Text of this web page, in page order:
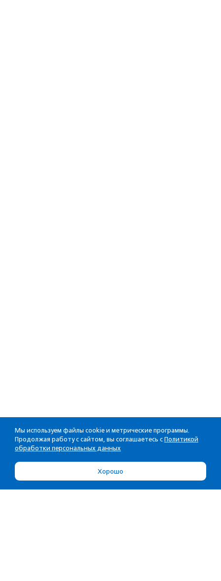
Мы используем файлы cookie и метрические программы.
Продолжая работу с сайтом, вы соглашаетесь с Политикой
обработки персональных данных
Хорошо